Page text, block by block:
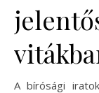
A bírósági